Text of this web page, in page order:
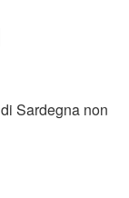
Sardegna non